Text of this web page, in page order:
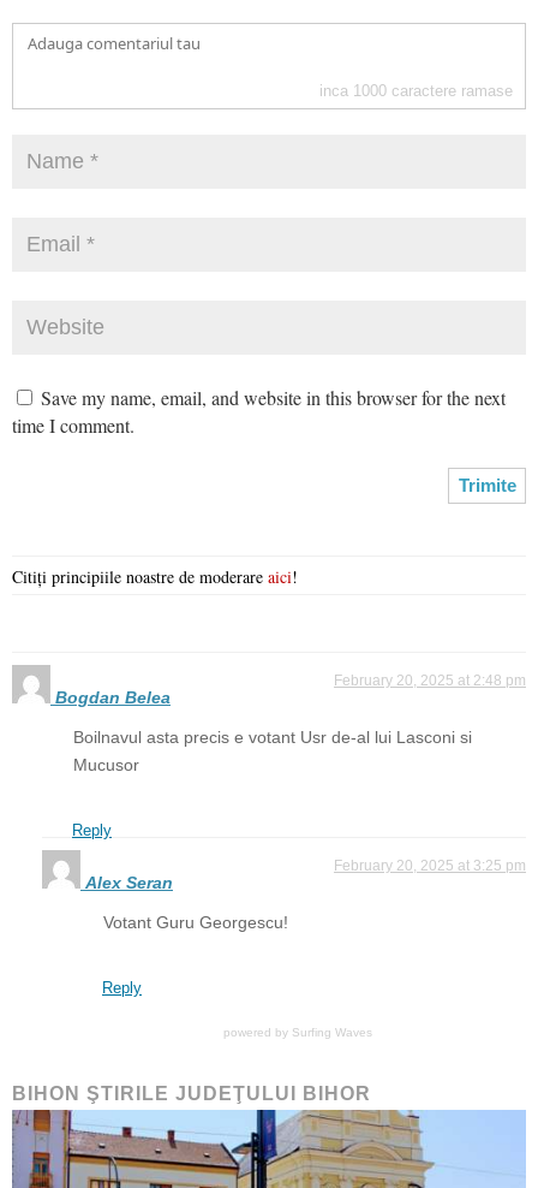
inca 1000 caractere ramase
Save my name, email, and website in this browser for the next
time I comment.
Citiți principiile noastre de moderare aici!
Bogdan Belea
February 20, 2025 at 2:48 pm
Boilnavul asta precis e votant Usr de-al lui Lasconi si
Mucusor
Reply
Alex Seran
February 20, 2025 at 3:25 pm
Votant Guru Georgescu!
Reply
powered by Surfing Waves
BIHON ŞTIRILE JUDEŢULUI BIHOR